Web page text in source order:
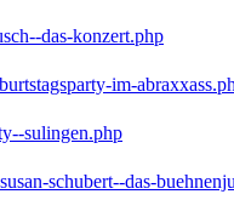
das-konzert.php
im-
sulingen.php
schubert--das-